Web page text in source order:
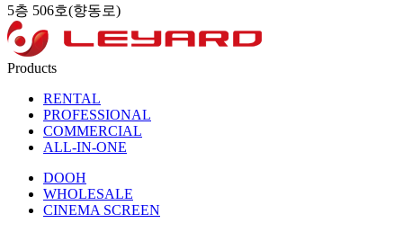
5층 506호(향동로)
Products
RENTAL
PROFESSIONAL
COMMERCIAL
ALL-IN-ONE
DOOH
WHOLESALE
CINEMA SCREEN